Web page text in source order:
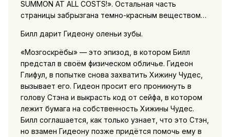
SUMMON AT ALL COSTS!». Остальная часть
страницы забрызгана темно-красным веществом…
Билл дарит Гидеону оленьи зубы.
«Мозгоскрёбы» — это эпизод, в котором Билл
предстал в своём физическом обличье. Гидеон
Глифул, в попытке снова захватить Хижину Чудес,
вызывает его. Гидеон просит его проникнуть в
голову Стэна и выкрасть код от сейфа, в котором
лежит бумага на собственность Хижины Чудес.
Билл соглашается, как только узнает, что это Стэн,
но взамен Гидеону позже придётся помочь ему в